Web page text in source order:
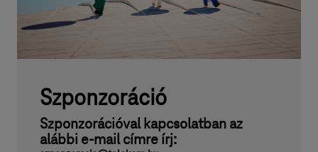
Szponzoráció
Szponzorációval kapcsolatban az
alábbi e-mail címre írj: